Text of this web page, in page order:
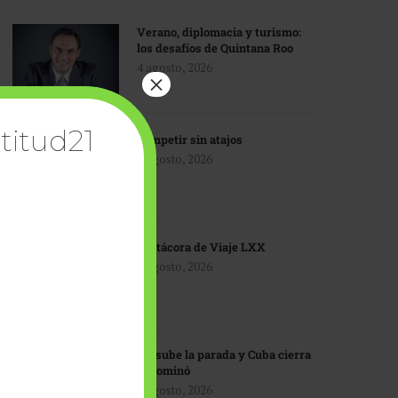
Verano, diplomacia y turismo:
los desafíos de Quintana Roo
4 agosto, 2026
Competir sin atajos
4 agosto, 2026
Bitácora de Viaje LXX
3 agosto, 2026
EU sube la parada y Cuba cierra
el dominó
3 agosto, 2026
×